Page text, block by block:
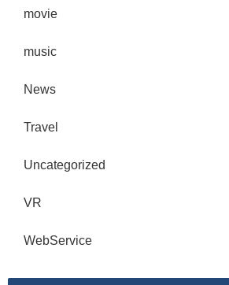
movie
music
News
Travel
Uncategorized
VR
WebService